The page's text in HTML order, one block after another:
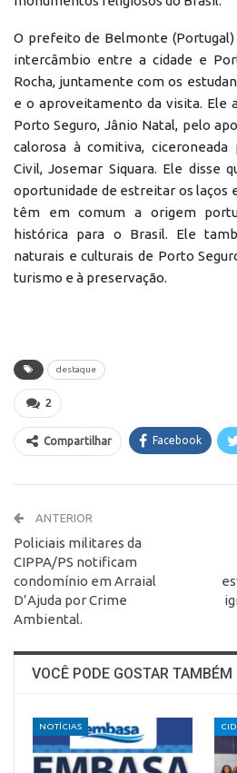
O prefeito de Belmonte (Portugal)
intercâmbio entre a cidade e
Rocha, juntamente com os
e o aproveitamento da visita. Ele
Porto Seguro, Jânio Natal, pelo
calorosa à comitiva, ciceroneada
Civil, Josemar Siquara. Ele disse
oportunidade de estreitar os laços
têm em comum a origem
histórica para o Brasil. Ele
naturais e culturais de Porto
turismo e à preservação.
destaque
2
Compartilhar Facebook
ANTERIOR
Policiais militares da
CIPPA/PS notificam
condomínio em Arraial
D’Ajuda por Crime
Ambiental.
VOCÊ PODE GOSTAR TAMBÉM
NOTÍCIAS